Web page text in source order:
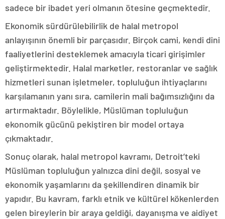
sadece bir ibadet yeri olmanın ötesine geçmektedir.
Ekonomik sürdürülebilirlik de halal metropol
anlayışının önemli bir parçasıdır. Birçok cami, kendi dini
faaliyetlerini desteklemek amacıyla ticari girişimler
geliştirmektedir. Halal marketler, restoranlar ve sağlık
hizmetleri sunan işletmeler, topluluğun ihtiyaçlarını
karşılamanın yanı sıra, camilerin mali bağımsızlığını da
artırmaktadır. Böylelikle, Müslüman topluluğun
ekonomik gücünü pekiştiren bir model ortaya
çıkmaktadır.
Sonuç olarak, halal metropol kavramı, Detroit’teki
Müslüman topluluğun yalnızca dini değil, sosyal ve
ekonomik yaşamlarını da şekillendiren dinamik bir
yapıdır. Bu kavram, farklı etnik ve kültürel kökenlerden
gelen bireylerin bir araya geldiği, dayanışma ve aidiyet